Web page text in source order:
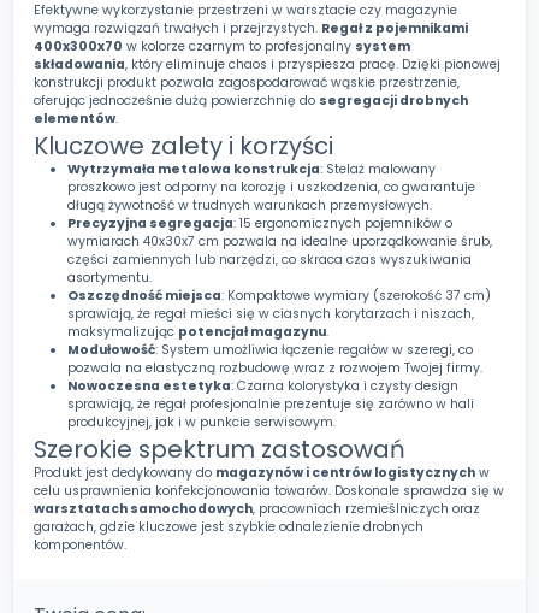
Efektywne wykorzystanie przestrzeni w warsztacie czy magazynie
wymaga rozwiązań trwałych i przejrzystych. Regał z pojemnikami
400x300x70 w kolorze czarnym to profesjonalny system
składowania, który eliminuje chaos i przyspiesza pracę. Dzięki pionowej
konstrukcji produkt pozwala zagospodarować wąskie przestrzenie,
oferując jednocześnie dużą powierzchnię do segregacji drobnych
elementów.
Kluczowe zalety i korzyści
Wytrzymała metalowa konstrukcja: Stelaż malowany
proszkowo jest odporny na korozję i uszkodzenia, co gwarantuje
długą żywotność w trudnych warunkach przemysłowych.
Precyzyjna segregacja: 15 ergonomicznych pojemników o
wymiarach 40x30x7 cm pozwala na idealne uporządkowanie śrub,
części zamiennych lub narzędzi, co skraca czas wyszukiwania
asortymentu.
Oszczędność miejsca: Kompaktowe wymiary (szerokość 37 cm)
sprawiają, że regał mieści się w ciasnych korytarzach i niszach,
maksymalizując potencjał magazynu.
Modułowość: System umożliwia łączenie regałów w szeregi, co
pozwala na elastyczną rozbudowę wraz z rozwojem Twojej firmy.
Nowoczesna estetyka: Czarna kolorystyka i czysty design
sprawiają, że regał profesjonalnie prezentuje się zarówno w hali
produkcyjnej, jak i w punkcie serwisowym.
Szerokie spektrum zastosowań
Produkt jest dedykowany do magazynów i centrów logistycznych w
celu usprawnienia konfekcjonowania towarów. Doskonale sprawdza się w
warsztatach samochodowych, pracowniach rzemieślniczych oraz
garażach, gdzie kluczowe jest szybkie odnalezienie drobnych
komponentów.